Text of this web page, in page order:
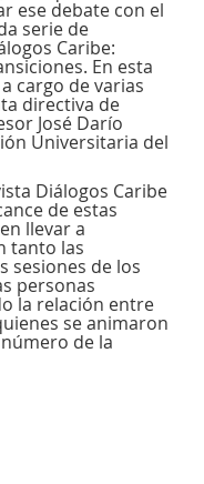
ese debate con el
serie de
Caribe:
En esta
cargo de varias
directiva de
José Darío
Universitaria del
Diálogos Caribe
de estas
llevar a
tanto las
sesiones de los
personas
la relación entre
se animaron
de la